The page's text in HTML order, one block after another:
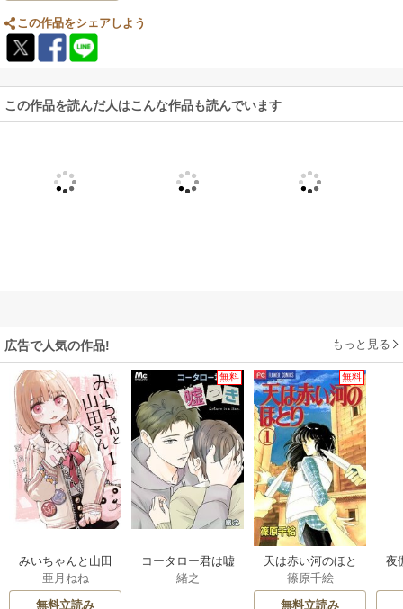
この作品をシェアしよう
この作品を読んだ人はこんな作品も読んでいます
広告で人気の作品! もっと見る
みいちゃんと山田
さん
亜月ねね
無料立読み
無料
コータロー君は嘘
つき【タテヨミ】
緒之
無料
天は赤い河のほと
り
篠原千絵
無料立読み
夜